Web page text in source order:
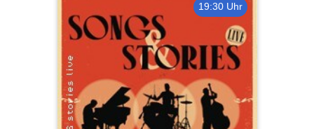
19:30 Uhr